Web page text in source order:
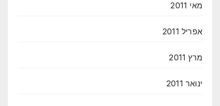
מאי 2011
אפריל 2011
מרץ 2011
ינואר 2011